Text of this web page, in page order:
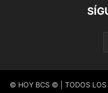
© HOY BCS © | TODOS LOS